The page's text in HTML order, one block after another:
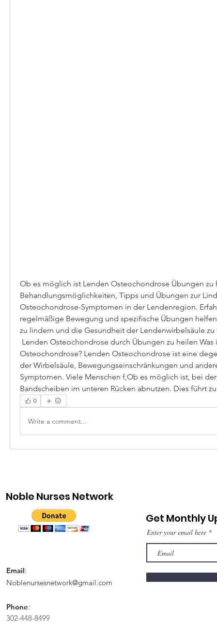
Ob es möglich ist Lenden Osteochondrose Übungen zu
Behandlungsmöglichkeiten, Tipps und Übungen zur
Osteochondrose-Symptomen in der Lendenregion.
regelmäßige Bewegung und spezifische Übungen
zu lindern und die Gesundheit der Lendenwirbelsäule zu
Osteochondrose? Lenden Osteochondrose ist eine
der Wirbelsäule, Bewegungseinschränkungen und
Symptomen. Viele Menschen f,Ob es möglich ist, bei
Bandscheiben im unteren Rücken abnutzen. Dies führt
0
Write a comment...
Noble Nurses Network
Email:
Noblenursesnetwork@gmail.com
Phone:
302-448-8499
Get Monthly
Enter your email here